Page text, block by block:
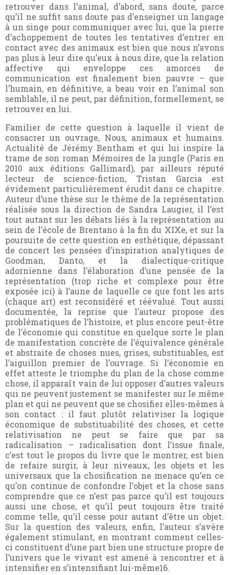
retrouver dans l’animal, d’abord, sans doute, parce
qu’il ne suffit sans doute pas d’enseigner un langage
à un singe pour communiquer avec lui, que la pierre
d’achoppement de toutes les tentatives d’entrer en
contact avec des animaux est bien que nous n’avons
pas plus à leur dire qu’eux à nous dire, que la relation
affective qui enveloppe ces amorces de
communication est finalement bien pauvre – que
l’humain, en définitive, a beau voir en l’animal son
semblable, il ne peut, par définition, formellement, se
retrouver en lui.
Familier de cette question à laquelle il vient de
consacrer un ouvrage, Nous, animaux et humains.
Actualité de Jérémy Bentham et qui lui inspire la
trame de son roman Mémoires de la jungle (Paris en
2010 aux éditions Gallimard), par ailleurs réputé
lecteur de science-fiction, Tristan Garcia est
évidement particulièrement érudit dans ce chapitre.
Auteur d’une thèse sur le thème de la représentation
réalisée sous la direction de Sandra Laugier, il l’est
tout autant sur les débats liés à la représentation au
sein de l’école de Brentano à la fin du XIXe, et sur la
poursuite de cette question en esthétique, dépassant
de concert les pensées d’inspiration analytiques de
Goodman, Danto, et la dialectique-critique
adornienne dans l’élaboration d’une pensée de la
représentation (trop riche et complexe pour être
exposée ici) à l’aune de laquelle ce que font les arts
(chaque art) est reconsidéré et réévalué. Tout aussi
documentée, la reprise que l’auteur propose des
problématiques de l’histoire, et plus encore peut-être
de l’économie qui constitue en quelque sorte le plan
de manifestation concrète de l’équivalence générale
et abstraite de choses nues, grises, substituables, est
l’aiguillon premier de l’ouvrage. Si l’économie en
effet atteste le triomphe du plan de la chose comme
chose, il apparaît vain de lui opposer d’autres valeurs
qui ne peuvent justement se manifester sur le même
plan et qui ne peuvent que se chosifier elles-mêmes à
son contact : il faut plutôt relativiser la logique
économique de substituabilité des choses, et cette
relativisation ne peut se faire que par sa
radicalisation – radicalisation dont l’issue finale,
c’est tout le propos du livre que le montrer, est bien
de refaire surgir, à leur niveaux, les objets et les
universaux que la chosification ne menace qu’en ce
qu’on continue de confondre l’objet et la chose sans
comprendre que ce n’est pas parce qu’il est toujours
aussi une chose, et qu’il peut toujours être traité
comme telle, qu’il cesse pour autant d’être un objet.
Sur la question des valeurs, enfin, l’auteur s’avère
également stimulant, en montrant comment celles-
ci constituent d’une part bien une structure propre de
l’univers que le vivant est amené à rencontrer et à
intensifier en s’intensifiant lui-même16.